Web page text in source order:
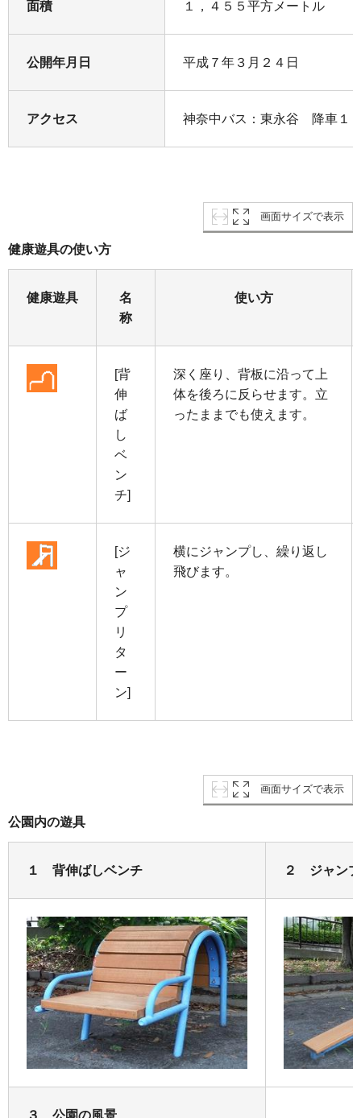
面積 １，４５５平方メートル
公開年月日 平成７年３月２４日
アクセス 神奈中バス：東永谷 降車１
画面サイズで表示
健康遊具の使い方
健康遊具
名
称
使い方
[背
伸
ば
し
ベ
ン
チ]
深く座り、背板に沿って上
体を後ろに反らせます。立
ったままでも使えます。
[ジ
ャ
ン
プ
リ
タ
ー
ン]
横にジャンプし、繰り返し
飛びます。
画面サイズで表示
公園内の遊具
１ 背伸ばしベンチ ２ ジャン